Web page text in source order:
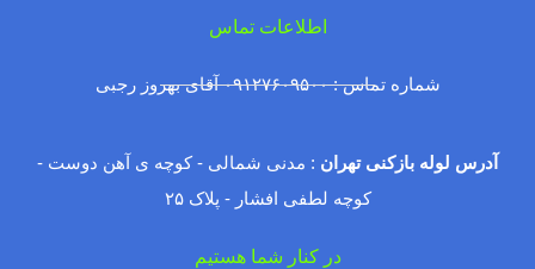
اطلاعات تماس
شماره تماس : ۰۹۱۲۷۶۰۹۵۰۰ آقای بهروز رجبی
آدرس لوله بازکنی تهران : مدنی شمالی - کوچه ی آهن دوست -
کوچه لطفی افشار - پلاک ۲۵
در کنار شما هستیم